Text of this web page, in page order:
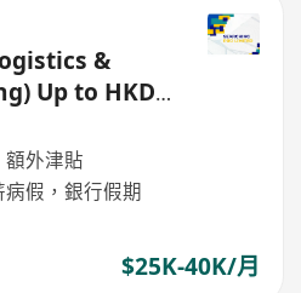
&
外津貼
假，銀行假期
$25K-40K/月